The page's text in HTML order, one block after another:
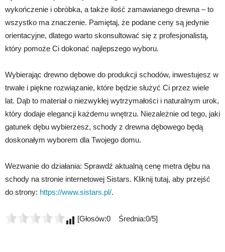
wykończenie i obróbka, a także ilość zamawianego drewna – to
wszystko ma znaczenie. Pamiętaj, że podane ceny są jedynie
orientacyjne, dlatego warto skonsultować się z profesjonalistą,
który pomoże Ci dokonać najlepszego wyboru.
Wybierając drewno dębowe do produkcji schodów, inwestujesz w
trwałe i piękne rozwiązanie, które będzie służyć Ci przez wiele
lat. Dąb to materiał o niezwykłej wytrzymałości i naturalnym urok,
który dodaje elegancji każdemu wnętrzu. Niezależnie od tego, jaki
gatunek dębu wybierzesz, schody z drewna dębowego będą
doskonałym wyborem dla Twojego domu.
Wezwanie do działania: Sprawdź aktualną cenę metra dębu na
schody na stronie internetowej Sistars. Kliknij tutaj, aby przejść
do strony: https://www.sistars.pl/.
[Głosów:0 Średnia:0/5]